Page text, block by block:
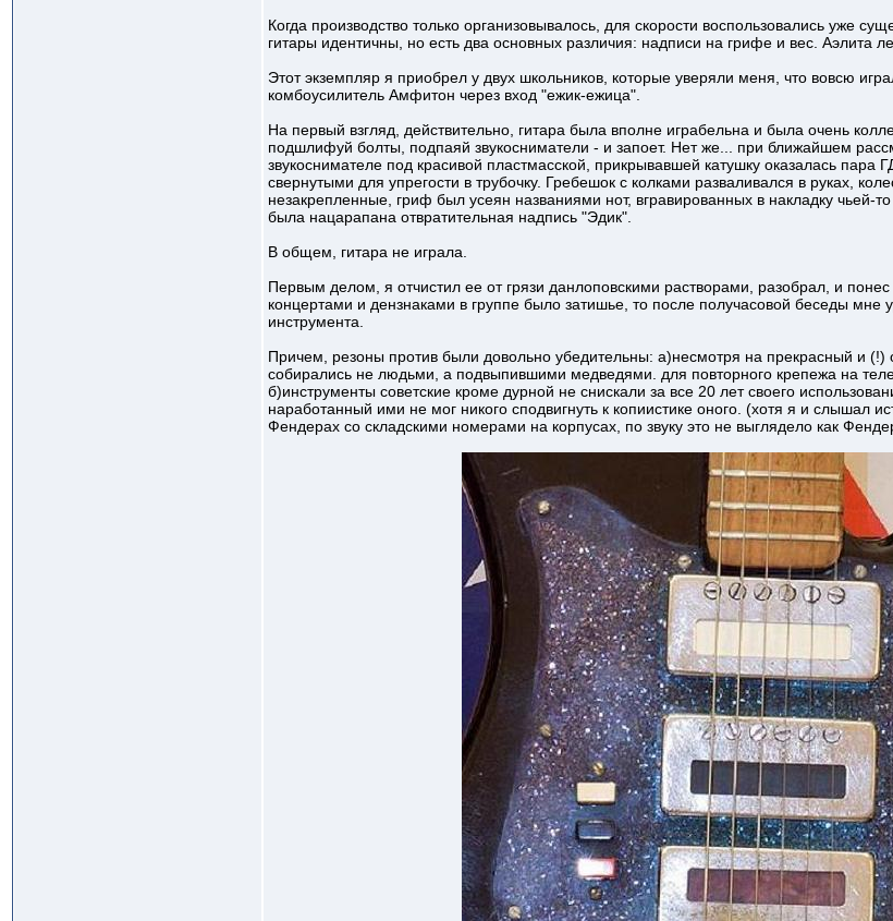
Когда производство только организовывалось, для скорости воспользовались уже
гитары идентичны, но есть два основных различия: надписи на грифе и вес. Аэлита
Этот экземпляр я приобрел у двух школьников, которые уверяли меня, что вовсю
комбоусилитель Амфитон через вход "ежик-ежица".
На первый взгляд, действительно, гитара была вполне играбельна и была очень
подшлифуй болты, подпаяй звукосниматели - и запоет. Нет же... при ближайшем
звукоснимателе под красивой пластмасской, прикрывавшей катушку оказалась пара
свернутыми для упрегости в трубочку. Гребешок с колками разваливался в руках,
незакрепленные, гриф был усеян названиями нот, вгравированных в накладку чьей-
была нацарапана отвратительная надпись "Эдик".
В общем, гитара не играла.
Первым делом, я отчистил ее от грязи данлоповскими растворами, разобрал, и
концертами и дензнаками в группе было затишье, то после получасовой беседы мне
инструмента.
Причем, резоны против были довольно убедительны: а)несмотря на прекрасный и (!)
собирались не людьми, а подвыпившими медведями. для повторного крепежа на
б)инструменты советские кроме дурной не снискали за все 20 лет своего
наработанный ими не мог никого сподвигнуть к копиистике оного. (хотя я и
Фендерах со складскими номерами на корпусах, по звуку это не выглядело как